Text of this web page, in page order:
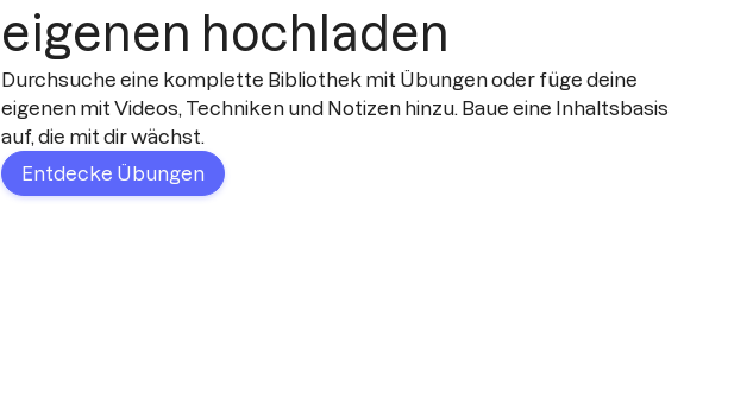
eigenen hochladen
Durchsuche eine komplette Bibliothek mit Übungen oder füge deine
eigenen mit Videos, Techniken und Notizen hinzu. Baue eine Inhaltsbasis
auf, die mit dir wächst.
Entdecke Übungen